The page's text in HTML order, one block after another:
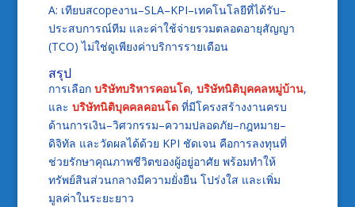
A: เทียบสcopeงาน–SLA–KPI–เทคโนโลยีที่ได้รับ–
ประสบการณ์ทีม และค่าใช้จ่ายรวมตลอดอายุสัญญา
(TCO) ไม่ใช่ดูเพียงค่าบริการรายเดือน
สรุป
การเลือก บริษัทบริหารคอนโด, บริษัทนิติบุคคลหมู่บ้าน,
และ บริษัทนิติบุคคลคอนโดที่มีโครงสร้างงานครบ
ด้านการเงิน–วิศวกรรม–ความปลอดภัย–กฎหมาย–
ดิจิทัล และวัดผลได้ด้วย KPI ชัดเจน คือการลงทุนที่
ช่วยรักษาคุณภาพชีวิตของผู้อยู่อาศัย พร้อมทำให้
ทรัพย์สินส่วนกลางมีความยั่งยืน โปร่งใส และเพิ่ม
มูลค่าในระยะยาว